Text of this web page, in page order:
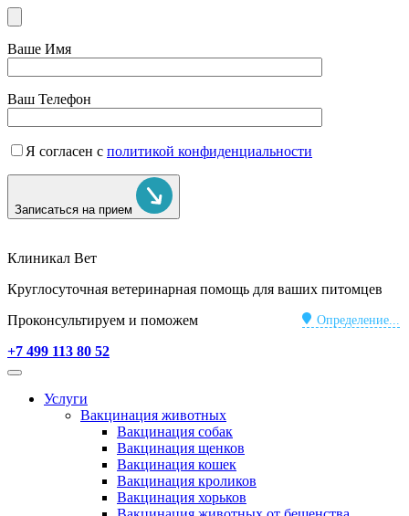
Ваше Имя
Ваш Телефон
Я согласен с политикой конфиденциальности
Записаться на прием
Клиникал Вет
Круглосуточная ветеринарная помощь для ваших питомцев
Определение...
Проконсультируем и поможем
+7 499 113 80 52
Услуги
Вакцинация животных
Вакцинация собак
Вакцинация щенков
Вакцинация кошек
Вакцинация кроликов
Вакцинация хорьков